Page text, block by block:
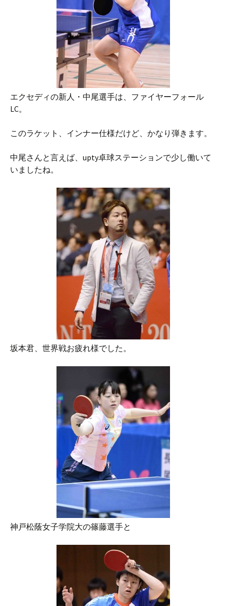
エクセディの新人・中尾選手は、ファイヤーフォール
LC。
このラケット、インナー仕様だけど、かなり弾きます。
中尾さんと言えば、upty卓球ステーションで少し働いて
いましたね。
坂本君、世界戦お疲れ様でした。
神戸松蔭女子学院大の篠藤選手と